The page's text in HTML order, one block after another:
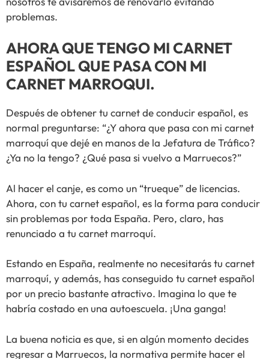
problemas.
AHORA QUE TENGO MI CARNET
ESPAÑOL QUE PASA CON MI
CARNET MARROQUI.
Después de obtener tu carnet de conducir español, es
normal preguntarse: “¿Y ahora que pasa con mi carnet
marroquí que dejé en manos de la Jefatura de Tráfico?
¿Ya no la tengo? ¿Qué pasa si vuelvo a Marruecos?”
Al hacer el canje, es como un “trueque” de licencias.
Ahora, con tu carnet español, es la forma para conducir
sin problemas por toda España. Pero, claro, has
renunciado a tu carnet marroquí.
Estando en España, realmente no necesitarás tu carnet
marroquí, y además, has conseguido tu carnet español
por un precio bastante atractivo. Imagina lo que te
habría costado en una autoescuela. ¡Una ganga!
La buena noticia es que, si en algún momento decides
regresar a Marruecos, la normativa permite hacer el